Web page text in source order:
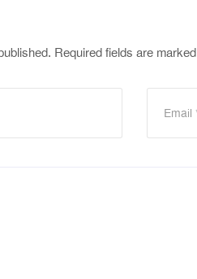
Required fields are marked